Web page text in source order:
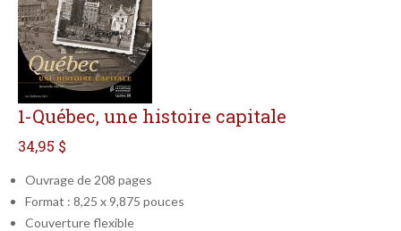
1-Québec, une histoire capitale
34,95 $
Ouvrage de 208 pages
Format : 8,25 x 9,875 pouces
Couverture flexible